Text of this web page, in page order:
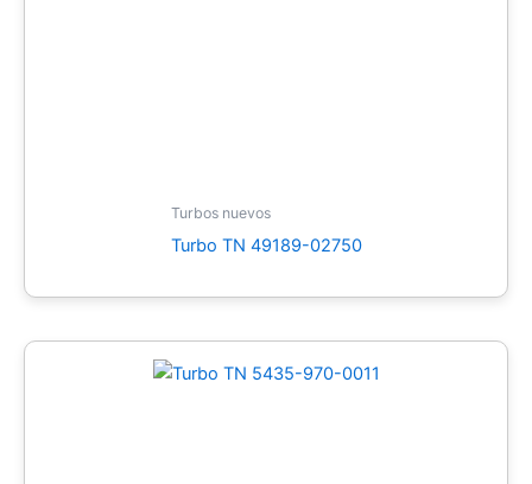
Turbos nuevos
Turbo TN 49189-02750